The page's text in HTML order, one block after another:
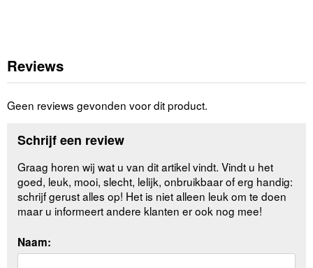
Reviews
Geen reviews gevonden voor dit product.
Schrijf een review
Graag horen wij wat u van dit artikel vindt. Vindt u het
goed, leuk, mooi, slecht, lelijk, onbruikbaar of erg handig:
schrijf gerust alles op! Het is niet alleen leuk om te doen
maar u informeert andere klanten er ook nog mee!
Naam: